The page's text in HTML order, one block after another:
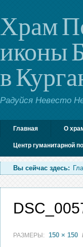
Храм
иконы
в
Радуйся Невесто
Главная О
Центр гуманитарной
Вы сейчас здесь:
РАЗМЕРЫ: 150 × 150 /